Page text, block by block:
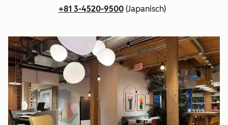
+81 3-4520-9500(Japanisch)